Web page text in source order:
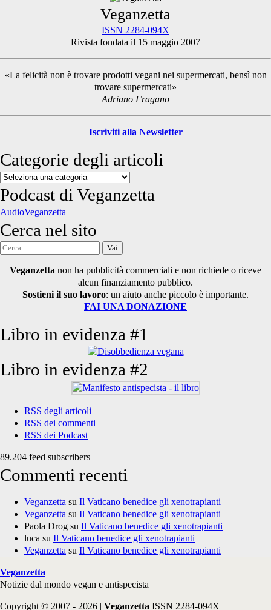
Sidebar
Veganzetta
ISSN 2284-094X
Rivista fondata il 15 maggio 2007
«La felicità non è trovare prodotti vegani nei supermercati, bensì non
trovare supermercati»
Adriano Fragano
Iscriviti alla Newsletter
Categorie degli articoli
Categorie
degli
articoli
Podcast di Veganzetta
AudioVeganzetta
Cerca nel sito
Cerca
Veganzetta non ha pubblicità commerciali e non richiede o riceve
alcun finanziamento pubblico.
Sostieni il suo lavoro: un aiuto anche piccolo è importante.
FAI UNA DONAZIONE
Libro in evidenza #1
Libro in evidenza #2
RSS degli articoli
RSS dei commenti
RSS dei Podcast
89.204 feed subscribers
Commenti recenti
Veganzetta su Il Vaticano benedice gli xenotrapianti
Veganzetta su Il Vaticano benedice gli xenotrapianti
Paola Drog su Il Vaticano benedice gli xenotrapianti
luca su Il Vaticano benedice gli xenotrapianti
Veganzetta su Il Vaticano benedice gli xenotrapianti
Veganzetta
Notizie dal mondo vegan e antispecista
Copyright © 2007 - 2026 | Veganzetta ISSN 2284-094X